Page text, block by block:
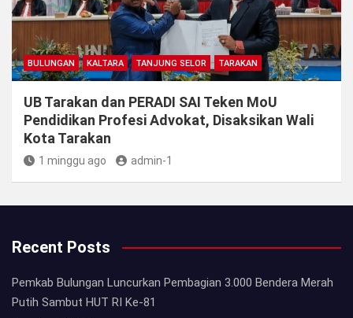
BULUNGAN KALTARA TANJUNG SELOR TARAKAN
UB Tarakan dan PERADI SAI Teken MoU
Pendidikan Profesi Advokat, Disaksikan Wali
Kota Tarakan
1 minggu ago admin-1
Recent Posts
Pemkab Bulungan Luncurkan Pembagian 3.000 Bendera Merah
Putih Sambut HUT RI Ke-81